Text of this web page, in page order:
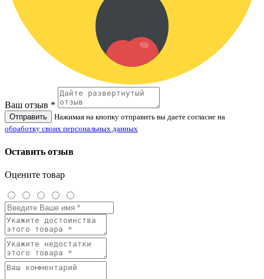
Ваш отзыв *
Отправить
Нажимая на кнопку отправить вы даете согласие на
обработку своих персональных данных
Оставить отзыв
Оцените товар